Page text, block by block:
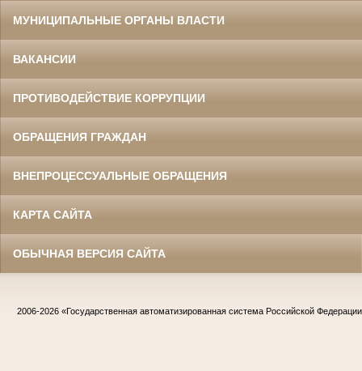
МУНИЦИПАЛЬНЫЕ ОРГАНЫ ВЛАСТИ
ВАКАНСИИ
ПРОТИВОДЕЙСТВИЕ КОРРУПЦИИ
ОБРАЩЕНИЯ ГРАЖДАН
ВНЕПРОЦЕССУАЛЬНЫЕ ОБРАЩЕНИЯ
КАРТА САЙТА
ОБЫЧНАЯ ВЕРСИЯ САЙТА
2006-2026 «Государственная автоматизированная система Российской